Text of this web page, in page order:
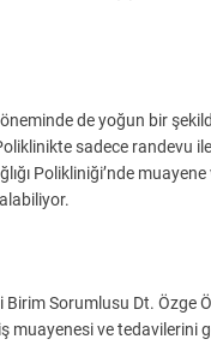
de yoğun bir
sadece randevu
Polikliniği’nde
Birim Sorumlusu Dt.
ve tedavilerini